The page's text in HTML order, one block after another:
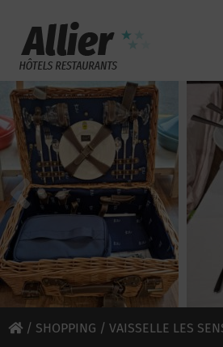
/ SHOPPING / VAISSELLE LES